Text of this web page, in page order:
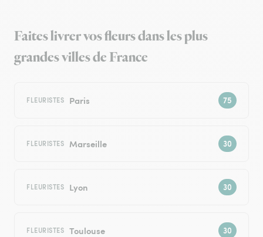
Faites livrer vos fleurs dans les plus
grandes villes de France
FLEURISTES Paris
FLEURISTES Marseille
FLEURISTES Lyon
FLEURISTES Toulouse